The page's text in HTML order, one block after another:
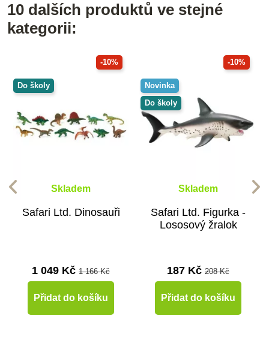
10 dalších produktů ve stejné
kategorii:
-10%
Do školy
Skladem
Safari Ltd. Dinosauři
1 049 Kč 1 166 Kč
Přidat do košíku
-10%
Novinka
Do školy
Skladem
Safari Ltd. Figurka -
Lososový žralok
187 Kč 208 Kč
Přidat do košíku